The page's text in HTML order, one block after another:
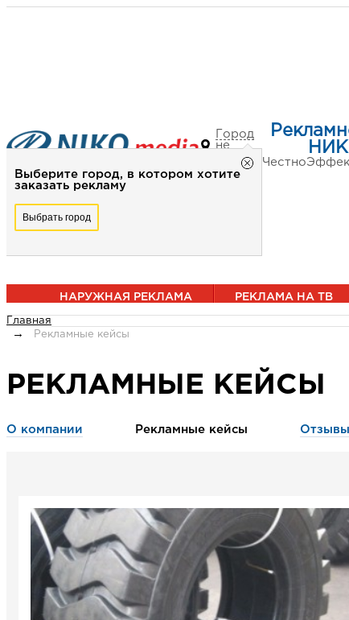
Город
не
выбран
Выберите город, в котором хотите
заказать рекламу
Выбрать город
Честно
НАРУЖНАЯ РЕКЛАМА РЕКЛАМА НА ТВ
Главная
Рекламные кейсы
РЕКЛАМНЫЕ КЕЙСЫ
О компании Рекламные кейсы Отзывы